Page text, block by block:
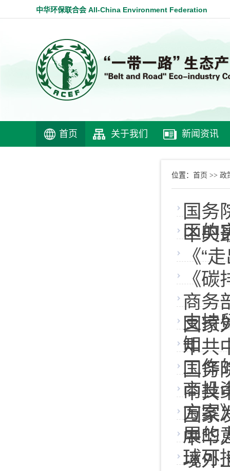
中华环保联合会 All-China Environment Federation
首页 关于我们 新闻资讯
位置： 首页 >> 政
国务
区的
中央
《“
《碳
商务
支持
国家
知
中共
工作
国务
商投
中共
方案
国家
展的
中华
球可
境外